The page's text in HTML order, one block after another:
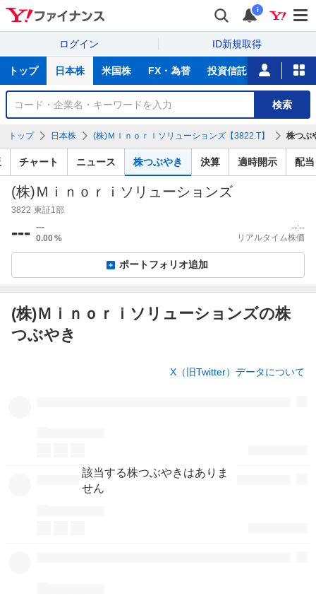
i
ログイン ID新規取得
サ
トップ 日本株 米国株 FX・為替 投資信託 ニュース
銘
検
検索
トップ 日本株 (株)Ｍｉｎｏｒｉソリューションズ【3822.T】 株つぶ
チャート ニュース 株つぶやき 決算 適時開示 配当
(株)Ｍｉｎｏｒｉソリューションズ
3822 東証1部
--- ---
0.00%
--:--
リアルタイム株価
ポートフォリオ追加
(株)Ｍｉｎｏｒｉソリューションズの株
つぶやき
X（旧Twitter）データについて
該当する株つぶやきはありま
せん